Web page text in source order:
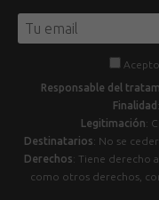
Responsable del
Finalidad
Legitimación:
Destinatarios: No se
Derechos: Tiene derecho
como otros derechos,